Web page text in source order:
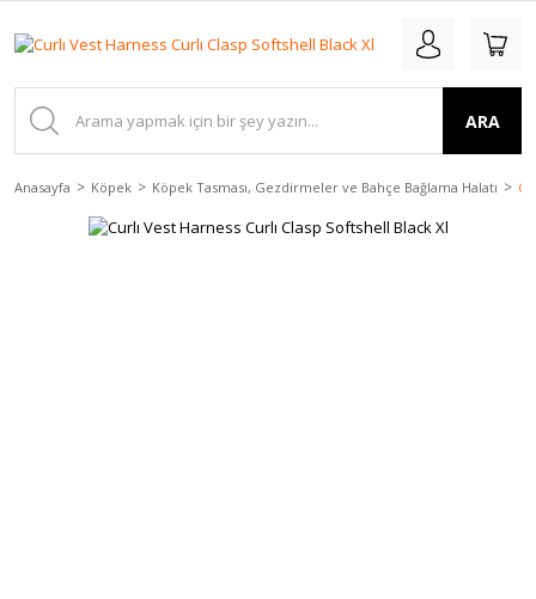
ARA
Anasayfa Köpek Köpek Tasması, Gezdirmeler ve Bahçe Bağlama Halatı